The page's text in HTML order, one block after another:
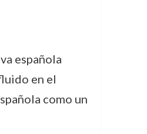
española
en el
como un